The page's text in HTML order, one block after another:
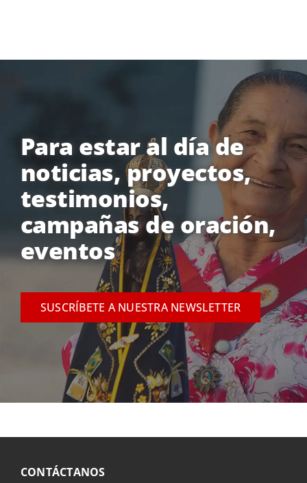
Para estar al día de
noticias, proyectos,
testimonios,
campañas de oración,
eventos
SUSCRÍBETE A NUESTRA NEWSLETTER
CONTÁCTANOS